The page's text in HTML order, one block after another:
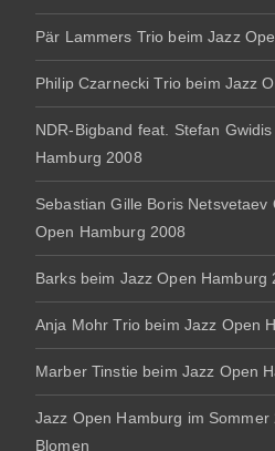
Pär Lammers Trio beim Jazz
Philip Czarnecki Trio beim Jazz
NDR-Bigband feat. Stefan
Hamburg 2008
Sebastian Gille Boris Netsvetaev
Open Hamburg 2008
Barks beim Jazz Open Hamburg
Anja Mohr Trio beim Jazz Open
Marber Tinstie beim Jazz Open
Jazz Open Hamburg im Sommer
Blomen